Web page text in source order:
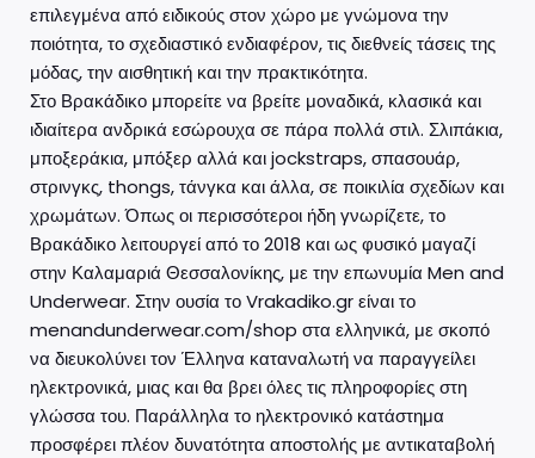
επιλεγμένα από ειδικούς στον χώρο με γνώμονα την
ποιότητα, το σχεδιαστικό ενδιαφέρον, τις διεθνείς τάσεις της
μόδας, την αισθητική και την πρακτικότητα.
Στο Βρακάδικο μπορείτε να βρείτε μοναδικά, κλασικά και
ιδιαίτερα ανδρικά εσώρουχα σε πάρα πολλά στιλ. Σλιπάκια,
μποξεράκια, μπόξερ αλλά και jockstraps, σπασουάρ,
στρινγκς, thongs, τάνγκα και άλλα, σε ποικιλία σχεδίων και
χρωμάτων. Όπως οι περισσότεροι ήδη γνωρίζετε, το
Βρακάδικο λειτουργεί από το 2018 και ως φυσικό μαγαζί
στην Καλαμαριά Θεσσαλονίκης, με την επωνυμία Men and
Underwear. Στην ουσία το Vrakadiko.gr είναι το
menandunderwear.com/shop στα ελληνικά, με σκοπό
να διευκολύνει τον Έλληνα καταναλωτή να παραγγείλει
ηλεκτρονικά, μιας και θα βρει όλες τις πληροφορίες στη
γλώσσα του. Παράλληλα το ηλεκτρονικό κατάστημα
προσφέρει πλέον δυνατότητα αποστολής με αντικαταβολή